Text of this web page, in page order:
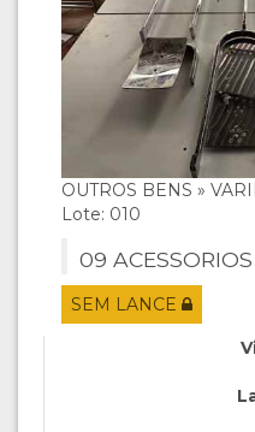
OUTROS BENS »
Lote: 010
09
SEM LANCE